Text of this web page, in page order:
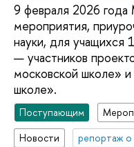
9 февраля 2026
мероприятия,
науки, для учащихся
— участников
московской школе»
школе».
Поступающим
Новости
репортаж